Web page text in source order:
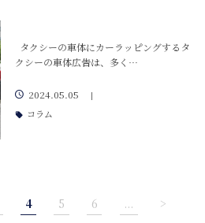
タクシーの車体にカーラッピングするタ
クシーの車体広告は、多く…
2024.05.05 |
コラム
4 5 6 ... >